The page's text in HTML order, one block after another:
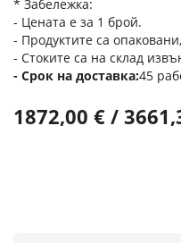
* Забележка:
- Цената е за 1 брой.
- Продуктите са
- Стоките са на склад
Срок на доставка 45
1872,00 € /